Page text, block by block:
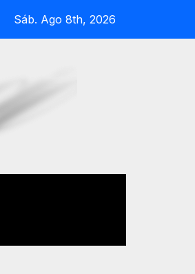
de Begoña recorrerá la ría el 14
Sáb. Ago 8th, 2026